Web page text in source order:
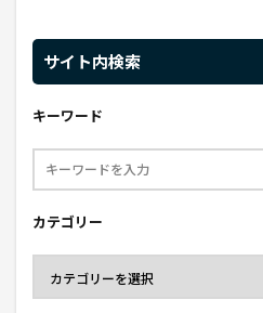
サイト内検索
キーワード
カテゴリー